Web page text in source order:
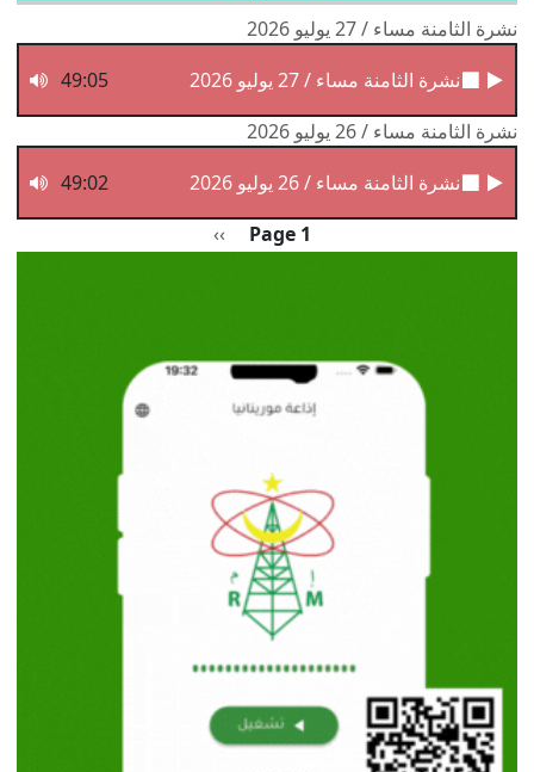
نشرة الثامنة مساء / 27 يوليو 2026
نشرة الثامنة مساء / 27 يوليو 2026
49:05
نشرة الثامنة مساء / 26 يوليو 2026
نشرة الثامنة مساء / 26 يوليو 2026
49:02
Page 1 الصفحة التالية
››